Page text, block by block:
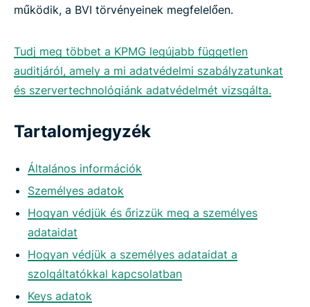
működik, a BVI törvényeinek megfelelően.
Tudj meg többet a KPMG legújabb független
auditjáról, amely a mi adatvédelmi szabályzatunkat
és szervertechnológiánk adatvédelmét vizsgálta.
Tartalomjegyzék
Általános információk
Személyes adatok
Hogyan védjük és őrizzük meg a személyes
adataidat
Hogyan védjük a személyes adataidat a
szolgáltatókkal kapcsolatban
Keys adatok